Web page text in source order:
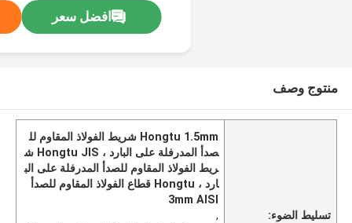
افضل سعر
منتوج وصف
تسليط الضوء:
Hongtu 1.5mm شريط الفولاذ المقاوم لل
صدأ المدرفلة على البارد ، Hongtu JIS ش
ريط الفولاذ المقاوم للصدأ المدرفلة على الب
ارد ، Hongtu قطاع الفولاذ المقاوم للصدأ
3mm AISI
,